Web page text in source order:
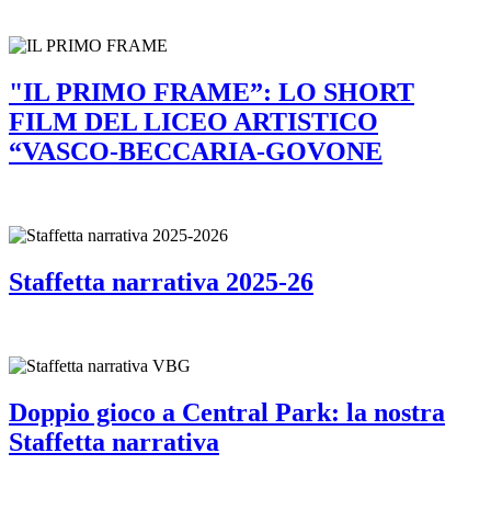
"IL PRIMO FRAME”: LO SHORT
FILM DEL LICEO ARTISTICO
“VASCO-BECCARIA-GOVONE
Staffetta narrativa 2025-26
Doppio gioco a Central Park: la nostra
Staffetta narrativa